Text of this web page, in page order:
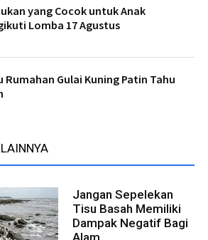
yang Cocok untuk Anak
Lomba 17 Agustus
Rumahan Gulai Kuning Patin Tahu
Jangan Sepelekan
Tisu Basah Memiliki
Dampak Negatif Bagi
Alam